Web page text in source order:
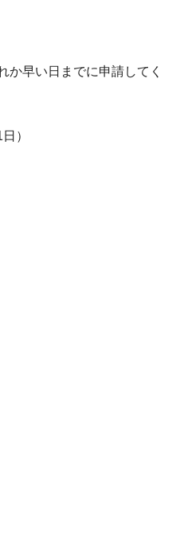
か早い日までに申請してく
）